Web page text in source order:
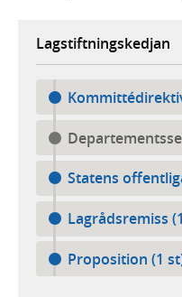
Lagstiftningskedjan
Statens
Lagrådsremiss
Proposition (1